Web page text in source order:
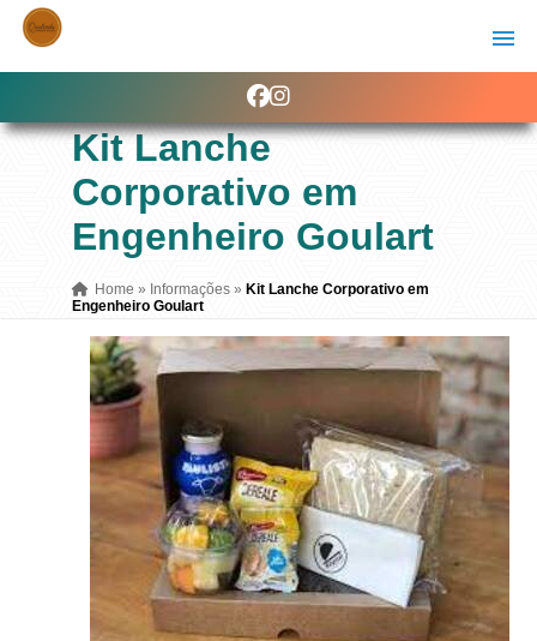
Kit Lanche
Corporativo em
Engenheiro Goulart
Home » Informações » Kit Lanche Corporativo em
Engenheiro Goulart